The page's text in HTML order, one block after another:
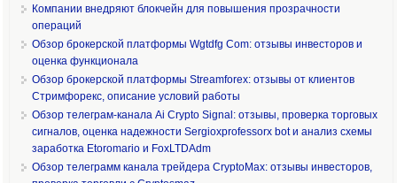
Компании внедряют блокчейн для повышения прозрачности
операций
Обзор брокерской платформы Wgtdfg Com: отзывы инвесторов и
оценка функционала
Обзор брокерской платформы Streamforex: отзывы от клиентов
Стримфорекс, описание условий работы
Обзор телеграм-канала Ai Crypto Signal: отзывы, проверка торговых
сигналов, оценка надежности Sergioxprofessorx bot и анализ схемы
заработка Etoromario и FoxLTDAdm
Обзор телеграмм канала трейдера CryptoMax: отзывы инвесторов,